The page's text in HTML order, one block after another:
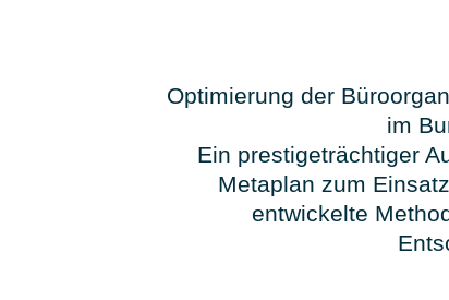
Optimierung der
im
Ein prestigeträchtiger
Metaplan zum
entwickelte